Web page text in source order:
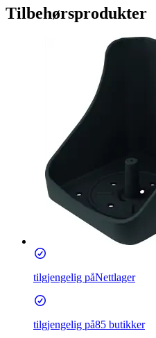
Tilbehørsprodukter
tilgjengelig påNettlager
tilgjengelig på85 butikker